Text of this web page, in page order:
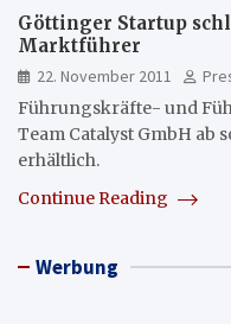
Göttinger Startup
Marktführer
22. November 2011
Führungskräfte- und
Team Catalyst GmbH ab
erhältlich.
Continue Reading
Werbung